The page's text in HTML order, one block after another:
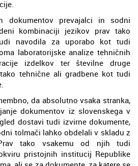
dokumentov prevajalci in sodni
kombinaciji jezikov prav tako
navodila za uporabo kot tudi
laboratorijske analize tehničnih
izdelkov ter številne druge
tehnične ali gradbene kot tudi
da absolutno vsaka stranka,
dokumentov iz slovenskega v
dostavi tudi izvirne dokumente,
tolmači lahko obdelali v skladu z
tako vsakemu od njih tudi
pristojnih institucij Republike